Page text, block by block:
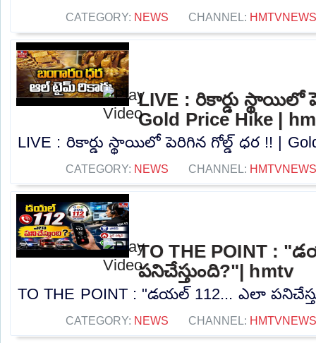
CATEGORY: NEWS CHANNEL: HMTVNEWS
LIVE : రికార్డు స్థాయిలో
Gold Price Hike |
LIVE : రికార్డు స్థాయిలో పెరిగిన గోల్డ్ ధర !! |
CATEGORY: NEWS CHANNEL: HMTVNEWS
TO THE POINT :
పనిచేస్తుంది?"| hmtv
TO THE POINT : "డయల్ 112... ఎలా
CATEGORY: NEWS CHANNEL: HMTVNEWS